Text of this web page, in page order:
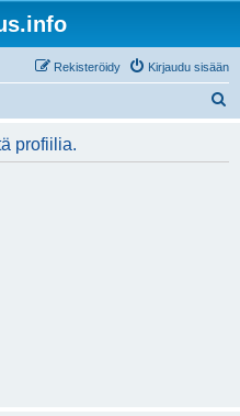
Kirjaudu sisään
Rekisteröidy
profiilia.